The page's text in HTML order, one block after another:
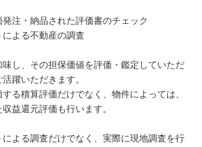
発注・納品された評価書のチェック
による不動産の調査
し、その担保価値を評価・鑑定していただ
躍いただきます。
る積算評価だけでなく、物件によっては、
益還元評価も行います。
よる調査だけでなく、実際に現地調査を行